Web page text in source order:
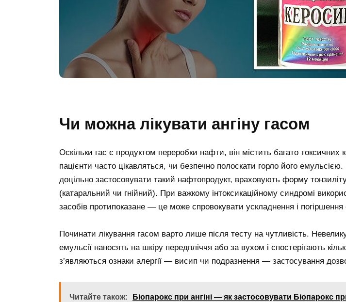
Чи можна лікувати ангіну гасом
Оскільки гас є продуктом переробки нафти, він містить багато токсичних
пацієнти часто цікавляться, чи безпечно полоскати горло його
доцільно застосовувати такий нафтопродукт, враховують форму
(катаральний чи гнійний). При важкому інтоксикаційному синдромі
засобів протипоказане — це може спровокувати ускладнення і погіршення
Починати лікування гасом варто лише після тесту на чутливість. Невелику
емульсії наносять на шкіру передпліччя або за вухом і спостерігають
з’являються ознаки алергії — висип чи подразнення — застосування
Читайте також: Біопарокс при ангіні — як застосовувати Біопарокс